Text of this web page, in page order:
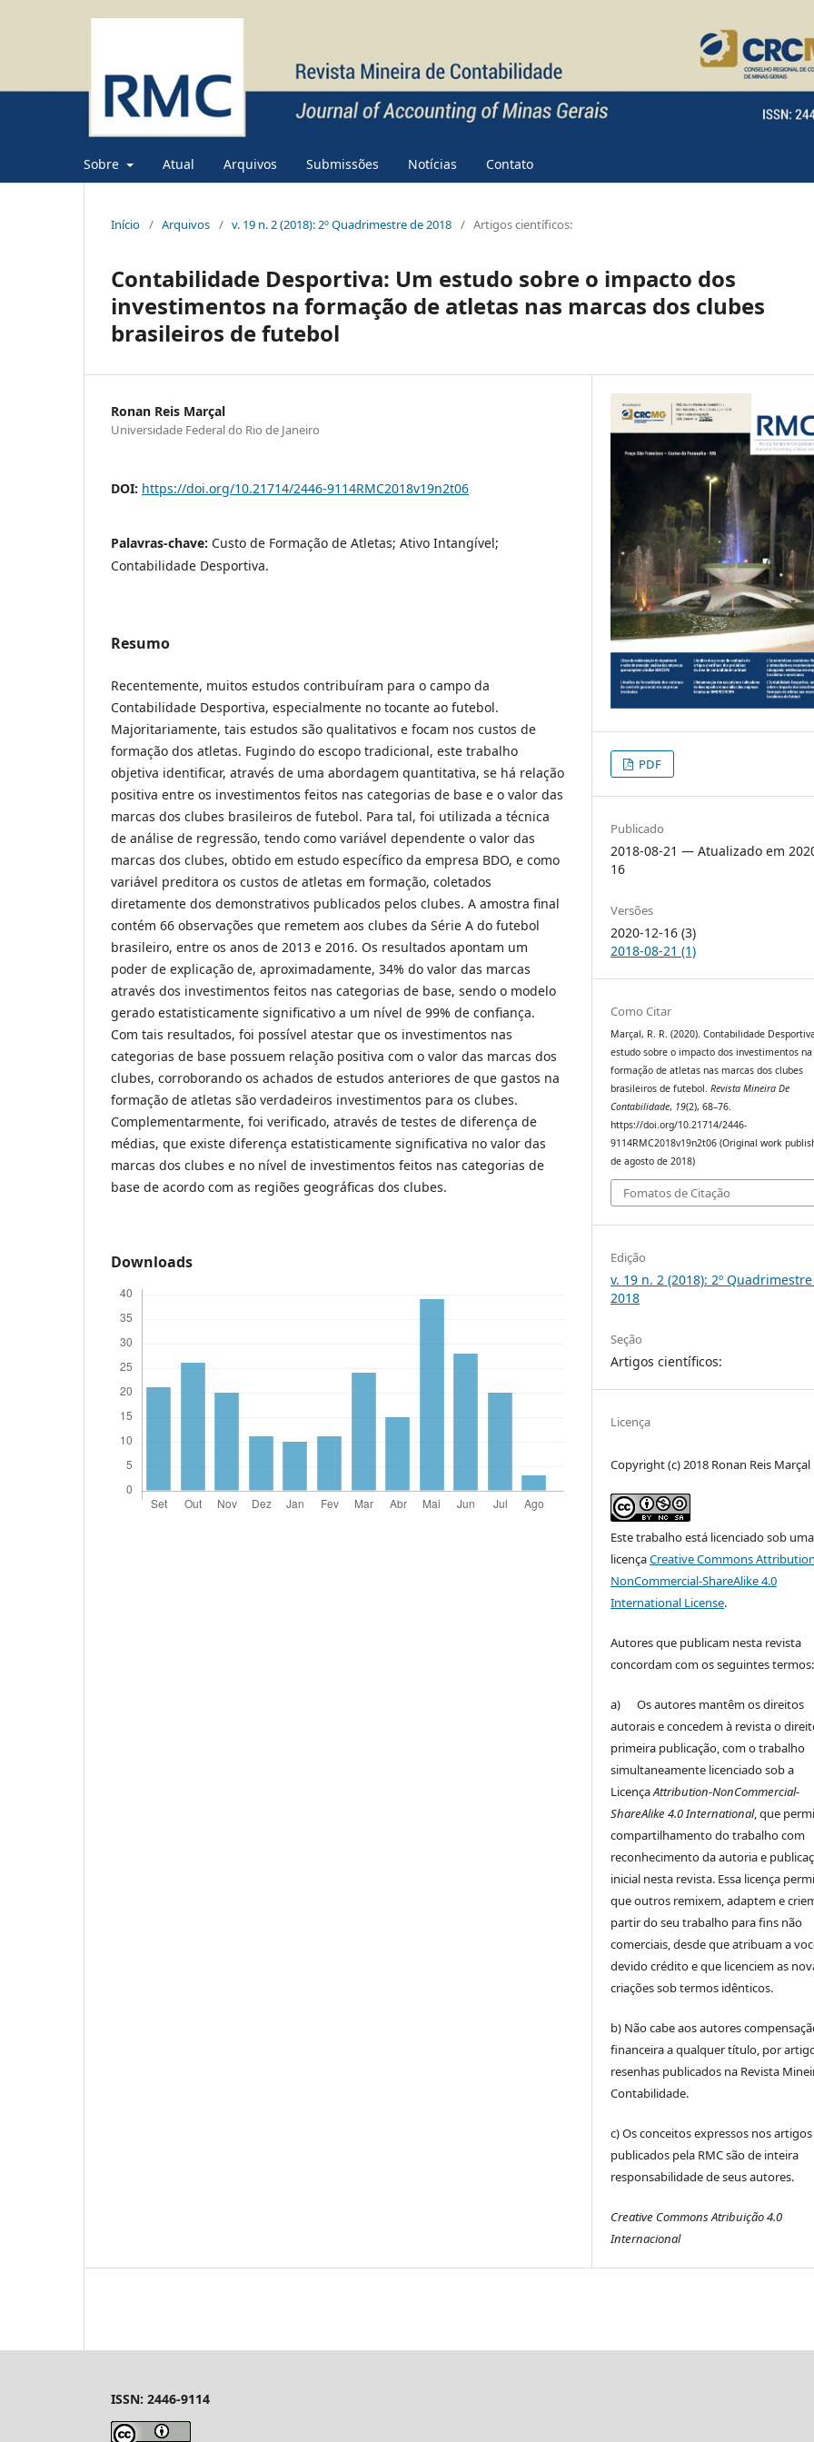
Sobre Atual Arquivos Submissões Notícias Contato
Início / Arquivos / v. 19 n. 2 (2018): 2º Quadrimestre de 2018 / Artigos científicos:
Contabilidade Desportiva: Um estudo sobre o impacto dos
investimentos na formação de atletas nas marcas dos clubes
brasileiros de futebol
Ronan Reis Marçal
Universidade Federal do Rio de Janeiro
DOI: https://doi.org/10.21714/2446-9114RMC2018v19n2t06
Palavras-chave: Custo de Formação de Atletas; Ativo Intangível;
Contabilidade Desportiva.
Resumo
Recentemente, muitos estudos contribuíram para o campo da
Contabilidade Desportiva, especialmente no tocante ao futebol.
Majoritariamente, tais estudos são qualitativos e focam nos custos de
formação dos atletas. Fugindo do escopo tradicional, este trabalho
objetiva identificar, através de uma abordagem quantitativa, se há relação
positiva entre os investimentos feitos nas categorias de base e o valor das
marcas dos clubes brasileiros de futebol. Para tal, foi utilizada a técnica
de análise de regressão, tendo como variável dependente o valor das
marcas dos clubes, obtido em estudo específico da empresa BDO, e como
variável preditora os custos de atletas em formação, coletados
diretamente dos demonstrativos publicados pelos clubes. A amostra final
contém 66 observações que remetem aos clubes da Série A do futebol
brasileiro, entre os anos de 2013 e 2016. Os resultados apontam um
poder de explicação de, aproximadamente, 34% do valor das marcas
através dos investimentos feitos nas categorias de base, sendo o modelo
gerado estatisticamente significativo a um nível de 99% de confiança.
Com tais resultados, foi possível atestar que os investimentos nas
categorias de base possuem relação positiva com o valor das marcas dos
clubes, corroborando os achados de estudos anteriores de que gastos na
formação de atletas são verdadeiros investimentos para os clubes.
Complementarmente, foi verificado, através de testes de diferença de
médias, que existe diferença estatisticamente significativa no valor das
marcas dos clubes e no nível de investimentos feitos nas categorias de
base de acordo com as regiões geográficas dos clubes.
Downloads
PDF
Publicado
2018-08-21 — Atualizado em
16
Versões
2020-12-16 (3)
2018-08-21 (1)
Como Citar
Marçal, R. R. (2020). Contabilidade
estudo sobre o impacto dos investimentos na
formação de atletas nas marcas dos clubes
brasileiros de futebol.Revista Mineira De
Contabilidade, 19(2), 68–76.
https://doi.org/10.21714/2446-
9114RMC2018v19n2t06 (Original work
de agosto de 2018)
Fomatos de Citação
Edição
v. 19 n. 2 (2018): 2º
2018
Seção
Artigos científicos:
Licença
Copyright (c) 2018 Ronan Reis Marçal
Este trabalho está licenciado sob uma
licençaCreative Commons
NonCommercial-ShareAlike 4.0
International License.
Autores que publicam nesta revista
concordam com os seguintes termos:
a) Os autores mantêm os direitos
autorais e concedem à revista o
primeira publicação, com o trabalho
simultaneamente licenciado sob a
LicençaAttribution-NonCommercial-
ShareAlike 4.0 International, que
compartilhamento do trabalho com
reconhecimento da autoria e
inicial nesta revista. Essa licença
que outros remixem, adaptem e
partir do seu trabalho para fins não
comerciais, desde que atribuam a
devido crédito e que licenciem as
criações sob termos idênticos.
b) Não cabe aos autores
financeira a qualquer título, por
resenhas publicados na Revista
Contabilidade.
c) Os conceitos expressos nos artigos
publicados pela RMC são de inteira
responsabilidade de seus autores.
Creative Commons Atribuição 4.0
Internacional
ISSN: 2446-9114